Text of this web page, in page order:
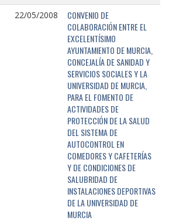
22/05/2008
CONVENIO DE
COLABORACIÓN ENTRE EL
EXCELENTÍSIMO
AYUNTAMIENTO DE MURCIA,
CONCEJALÍA DE SANIDAD Y
SERVICIOS SOCIALES Y LA
UNIVERSIDAD DE MURCIA,
PARA EL FOMENTO DE
ACTIVIDADES DE
PROTECCIÓN DE LA SALUD
DEL SISTEMA DE
AUTOCONTROL EN
COMEDORES Y CAFETERÍAS
Y DE CONDICIONES DE
SALUBRIDAD DE
INSTALACIONES DEPORTIVAS
DE LA UNIVERSIDAD DE
MURCIA